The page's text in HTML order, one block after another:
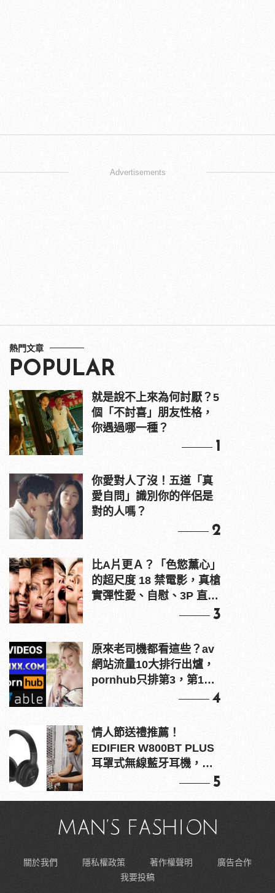
Advertisements
熱門文章
POPULAR
就是說不上來為何討厭？5
個「不討喜」朋友性格，
你遇過哪一種？
1
你愛對人了沒！五道「真
愛自問」識別你的伴侶是
對的人嗎？
2
比A片更Ａ？「色慾薰心」
的超尺度 18 禁電影，真槍
實彈性愛、自慰、3P 直接
3
原來老司機都看這些？av
網站流量10大排行出爐，
pornhub只排第3，第1名
4
情人節送禮推薦！
EDIFIER W800BT PLUS
耳罩式無線藍牙耳機，在
5
關於我們 隱私權政策 著作權聲明
廣告合作
我要投稿